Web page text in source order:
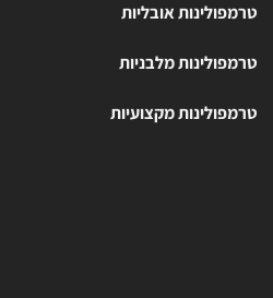
טרמפולינות אובליות
טרמפולינות מלבניות
טרמפולינות מקצועיות